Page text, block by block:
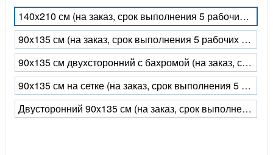
140x210 см (на заказ, срок выполнения 5 рабочих дней)
90x135 см (на заказ, срок выполнения 5 рабочих дней)
90х135 см двухсторонний с бахромой (на заказ, срок выполнения 5 рабочих дней)
90х135 см на сетке (на заказ, срок выполнения 5 рабочих дней)
Двусторонний 90x135 см (на заказ, срок выполнения 5 рабочих дней)